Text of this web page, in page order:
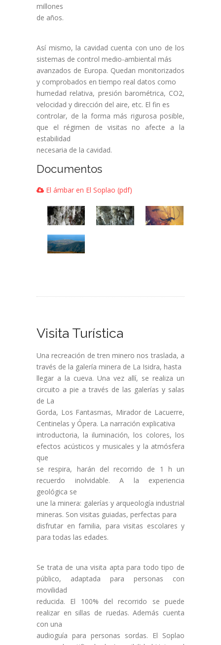
millones
de años.
Así mismo, la cavidad cuenta con uno de los
sistemas de control medio-ambiental más
avanzados de Europa. Quedan monitorizados
y comprobados en tiempo real datos como
humedad relativa, presión barométrica, CO2,
velocidad y dirección del aire, etc. El fin es
controlar, de la forma más rigurosa posible,
que el régimen de visitas no afecte a la
estabilidad
necesaria de la cavidad.
Documentos
El ámbar en El Soplao (pdf)
Visita Turística
Una recreación de tren minero nos traslada, a
través de la galería minera de La Isidra, hasta
llegar a la cueva. Una vez allí, se realiza un
circuito a pie a través de las galerías y salas
de La
Gorda, Los Fantasmas, Mirador de Lacuerre,
Centinelas y Ópera. La narración explicativa
introductoria, la iluminación, los colores, los
efectos acústicos y musicales y la atmósfera
que
se respira, harán del recorrido de 1 h un
recuerdo inolvidable. A la experiencia
geológica se
une la minera: galerías y arqueología industrial
mineras. Son visitas guiadas, perfectas para
disfrutar en familia, para visitas escolares y
para todas las edades.
Se trata de una visita apta para todo tipo de
público, adaptada para personas con
movilidad
reducida. El 100% del recorrido se puede
realizar en sillas de ruedas. Además cuenta
con una
audioguía para personas sordas. El Soplao